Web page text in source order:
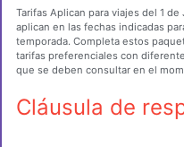
Tarifas Aplican para viajes del 1
aplican en las fechas indicadas
temporada. Completa estos
tarifas preferenciales con
que se deben consultar en el
Cláusula de